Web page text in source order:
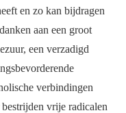
en zo kan bijdragen
aan een groot
een verzadigd
verbindingen
vrije radicalen